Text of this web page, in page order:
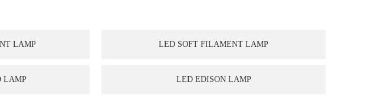
LAMP LED SOFT FILAMENT LAMP
LAMP LED EDISON LAMP